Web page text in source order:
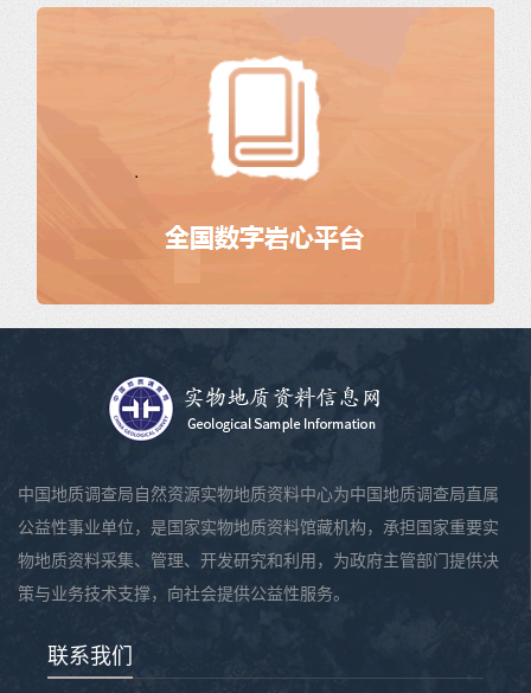
中国地质调查局自然资源实物地质资料中心为中国地质调查局直属
公益性事业单位，是国家实物地质资料馆藏机构，承担国家重要实
物地质资料采集、管理、开发研究和利用，为政府主管部门提供决
策与业务技术支撑，向社会提供公益性服务。
联系我们